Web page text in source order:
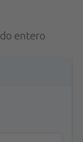
entero